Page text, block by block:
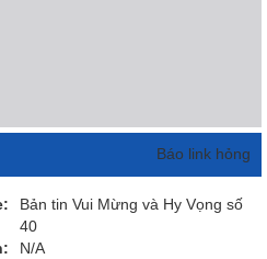
Báo link hỏng
Bản tin Vui Mừng và Hy Vọng số
40
N/A